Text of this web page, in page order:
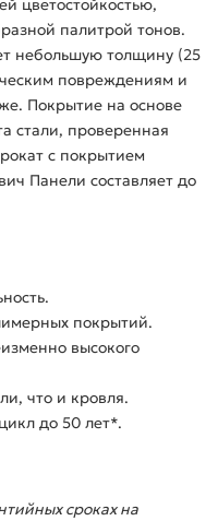
цветостойкостью,
палитрой тонов.
небольшую толщину (25
повреждениям и
Покрытие на основе
стали, проверенная
с покрытием
Панели составляет до
покрытий.
высокого
что и кровля.
до 50 лет*.
сроках на